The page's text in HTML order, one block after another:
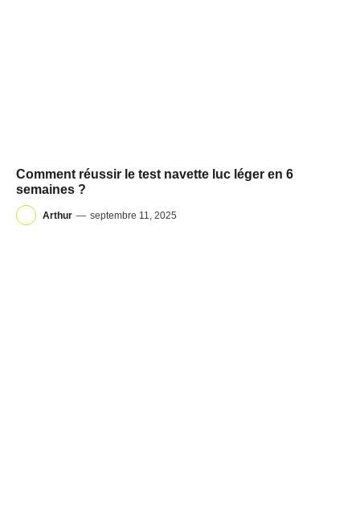
Comment réussir le test navette luc léger en 6
semaines ?
Arthur — septembre 11, 2025